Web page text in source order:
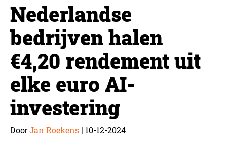
Nederlandse
bedrijven halen
€4,20 rendement uit
elke euro AI-
investering
DoorJan Roekens | 10-12-2024